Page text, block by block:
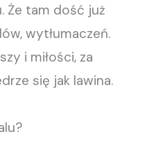
Że tam dość już
wytłumaczeń.
i miłości, za
się jak lawina.